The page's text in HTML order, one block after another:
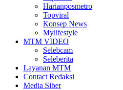
Harianposmetro
Topviral
Konsep News
Mylifestyle
MTM VIDEO
Selebcam
Seleberita
Layanan MTM
Contact Redaksi
Media Siber